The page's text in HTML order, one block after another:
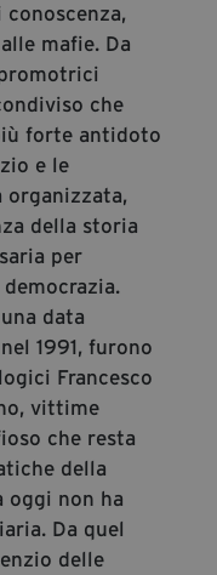
mafie. Da
che
forte antidoto
e le
della storia
per
data
1991, furono
Francesco
vittime
che resta
della
oggi non ha
Da quel
delle